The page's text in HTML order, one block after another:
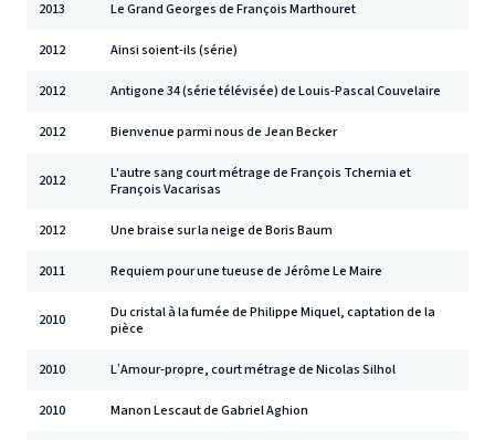
2013 Le Grand Georges de François Marthouret
2012 Ainsi soient-ils (série)
2012 Antigone 34 (série télévisée) de Louis-Pascal Couvelaire
2012 Bienvenue parmi nous de Jean Becker
2012
L'autre sang court métrage de François Tchernia et
François Vacarisas
2012 Une braise sur la neige de Boris Baum
2011 Requiem pour une tueuse de Jérôme Le Maire
2010
Du cristal à la fumée de Philippe Miquel, captation de la
pièce
2010 L’Amour-propre, court métrage de Nicolas Silhol
2010 Manon Lescaut de Gabriel Aghion